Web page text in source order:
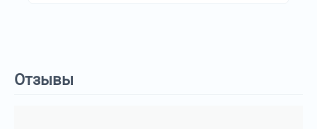
Отзывы